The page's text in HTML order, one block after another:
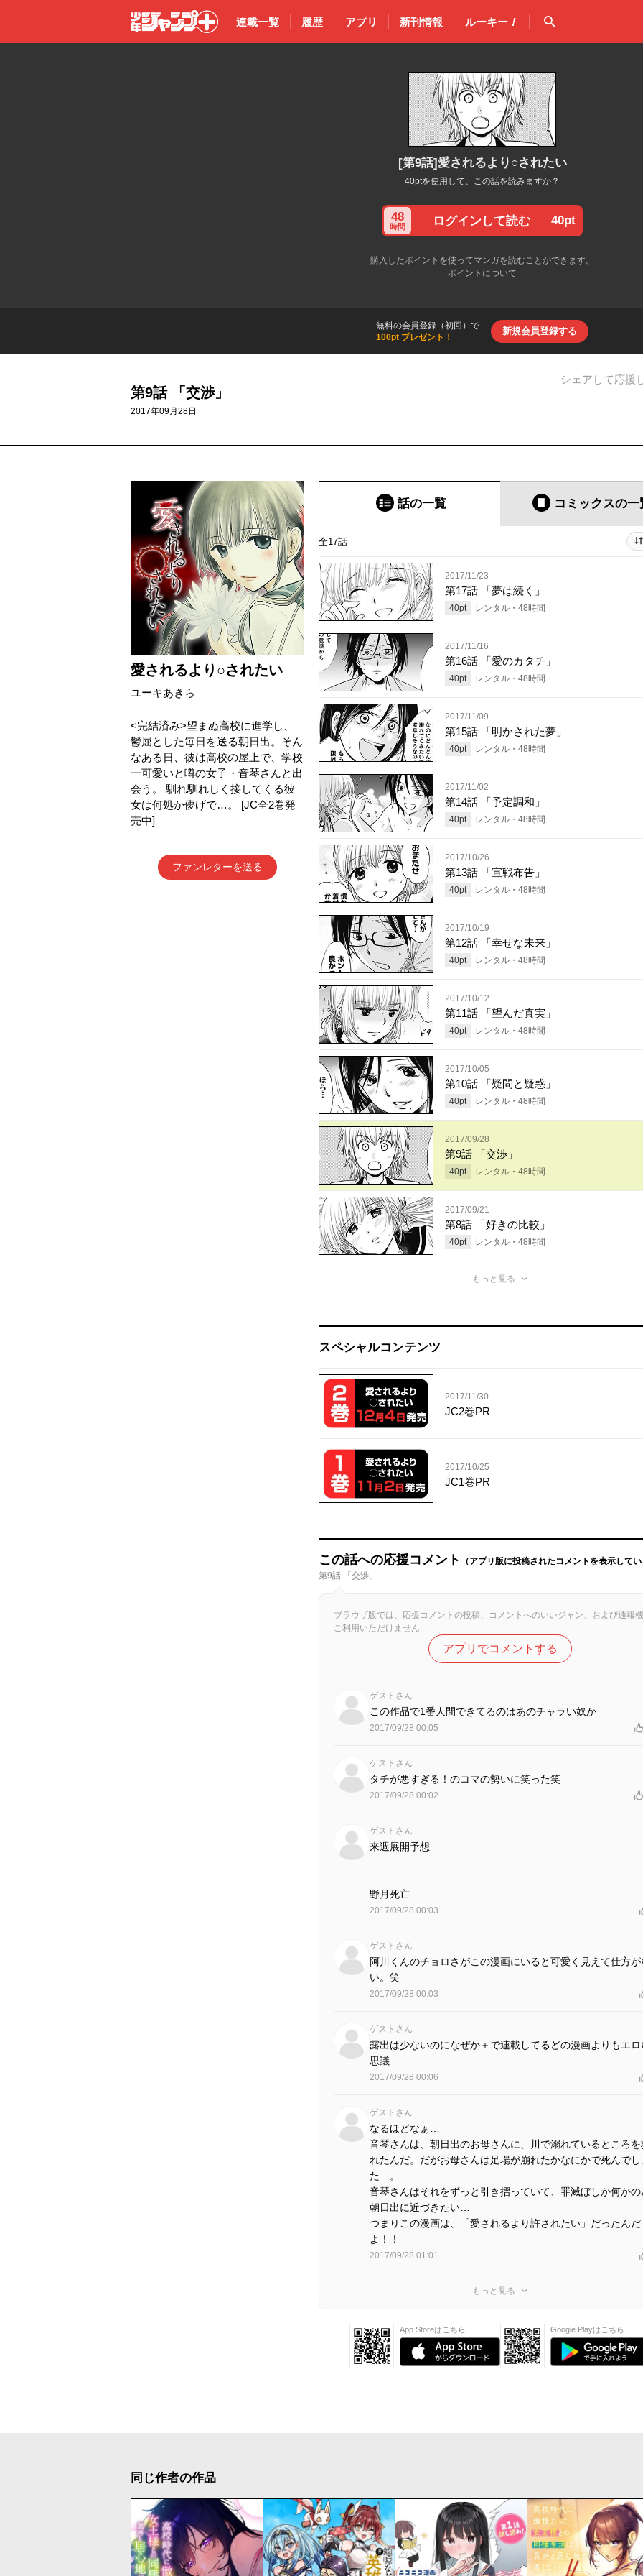
少年ジャン
連載一覧 履歴 アプリ 新刊情報 ルーキー！ 検索
[第9話]愛されるより○されたい
40ptを使用して、この話を読みますか？
48
時間 ログインして読む 40pt
購入したポイントを使ってマンガを読むことができます。
ポイントについて
無料の会員登録（初回）で
100pt プレゼント！
新規会員登録する
第9話 「交渉」
2017年09月28日
シェアして応援
愛されるより○されたい
ユーキあきら
<完結済み>望まぬ高校に進学し、
鬱屈とした毎日を送る朝日出。そん
なある日、彼は高校の屋上で、学校
一可愛いと噂の女子・音琴さんと出
会う。 馴れ馴れしく接してくる彼
女は何処か儚げで…。 [JC全2巻発
売中]
ファンレターを送る
話の一覧 コミックスの一
全17話
2017/11/23
第17話 「夢は続く」
40pt レンタル・ 48時間
2017/11/16
第16話 「愛のカタチ」
40pt レンタル・ 48時間
2017/11/09
第15話 「明かされた夢」
40pt レンタル・ 48時間
2017/11/02
第14話 「予定調和」
40pt レンタル・ 48時間
2017/10/26
第13話 「宣戦布告」
40pt レンタル・ 48時間
2017/10/19
第12話 「幸せな未来」
40pt レンタル・ 48時間
2017/10/12
第11話 「望んだ真実」
40pt レンタル・ 48時間
2017/10/05
第10話 「疑問と疑惑」
40pt レンタル・ 48時間
2017/09/28
第9話 「交渉」
40pt レンタル・ 48時間
2017/09/21
第8話 「好きの比較」
40pt レンタル・ 48時間
もっと見る
スペシャルコンテンツ
2017/11/30
JC2巻PR
2017/10/25
JC1巻PR
この話への応援コメント
（アプリ版に投稿されたコメントを表示して
第9話 「交渉」
ブラウザ版では、応援コメントの投稿、コメントへのいいジャン、および通報
ご利用いただけません
アプリでコメントする
ゲストさん
この作品で1番人間できてるのはあのチャラい奴か
2017/09/28 00:05
ゲストさん
タチが悪すぎる！のコマの勢いに笑った笑
2017/09/28 00:02
ゲストさん
来週展開予想
野月死亡
2017/09/28 00:03
ゲストさん
阿川くんのチョロさがこの漫画にいると可愛く見えて仕方が
い。笑
2017/09/28 00:03
ゲストさん
露出は少ないのになぜか＋で連載してるどの漫画よりもエロ
思議
2017/09/28 00:06
ゲストさん
なるほどなぁ…
音琴さんは、朝日出のお母さんに、川で溺れているところを
れたんだ。だがお母さんは足場が崩れたかなにかで死んでし
た…。
音琴さんはそれをずっと引き摺っていて、罪滅ぼしか何かの
朝日出に近づきたい…
つまりこの漫画は、「愛されるより許されたい」だったんだ
よ！！
2017/09/28 01:01
もっと見る
App Storeはこちら Google Playはこちら
同じ作者の作品